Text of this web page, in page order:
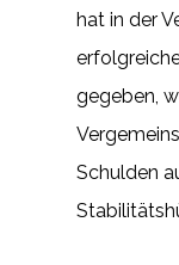
hat in der
gegeben,
Schulden